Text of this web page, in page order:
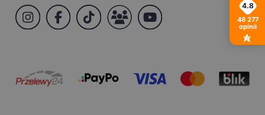
4.8
48 277
opinii